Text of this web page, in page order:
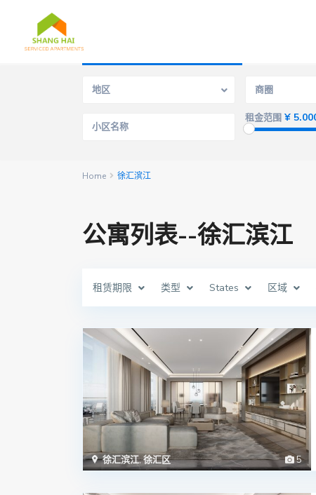
地区 商圈
租金范围 ¥
Home 徐汇滨江
公寓列表--徐汇滨江
租赁期限 类型 States 区域
5
徐汇滨江,徐汇区